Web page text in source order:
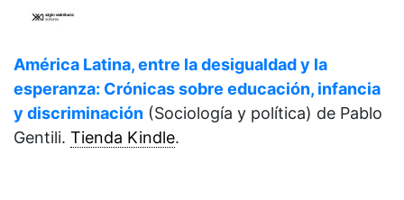
América Latina, entre la desigualdad y la
esperanza: Crónicas sobre educación, infancia
y discriminación (Sociología y política) de Pablo
Gentili. Tienda Kindle.